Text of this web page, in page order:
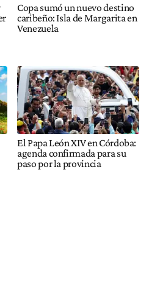
Copa sumó un nuevo destino
caribeño: Isla de Margarita en
Venezuela
El Papa León XIV en Córdoba:
agenda confirmada para su
paso por la provincia